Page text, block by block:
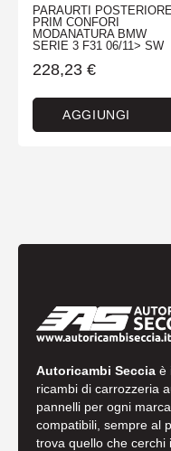
PARAURTI
PRIM CONFORI
MODANATURA BMW
SERIE 3 F31 06/11> SW
228,23 €
AGGIUNGI
Autoricambi Seccia è
ricambi di carrozzeria
pannelli per ogni
compatibili, sempre al
trova quello che cerchi